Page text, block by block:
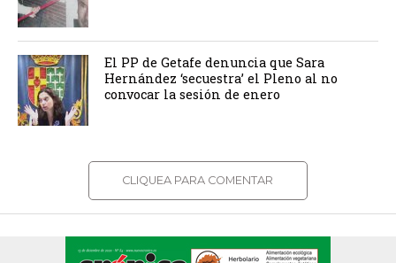
El PP de Getafe denuncia que Sara
Hernández ‘secuestra’ el Pleno al no
convocar la sesión de enero
CLIQUEA PARA COMENTAR